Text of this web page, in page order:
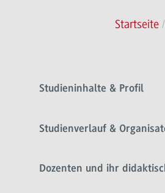
Startseite
Studieninhalte & Profil
Studienverlauf &
Dozenten und ihr